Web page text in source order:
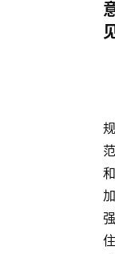
规
范
和
加
强
住